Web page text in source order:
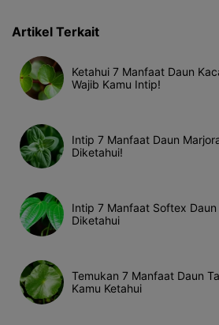
Artikel Terkait
Ketahui 7 Manfaat Daun
Wajib Kamu Intip!
Intip 7 Manfaat Daun
Diketahui!
Intip 7 Manfaat Softex
Diketahui
Temukan 7 Manfaat Daun
Kamu Ketahui